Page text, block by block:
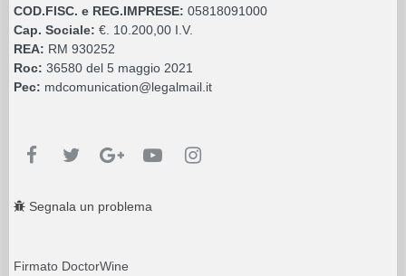
COD.FISC. e REG.IMPRESE: 05818091000
Cap. Sociale: €. 10.200,00 I.V.
REA: RM 930252
Roc: 36580 del 5 maggio 2021
Pec: mdcomunication@legalmail.it
Segnala un problema
Firmato DoctorWine